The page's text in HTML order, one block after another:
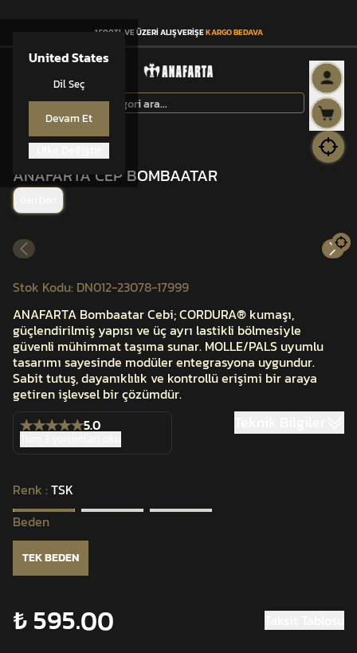
United States
Dil Seç
Devam Et
1.500TL VE ÜZERİ ALIŞVERİŞEKARGO BEDAVA
ANAFARTA® CEP
ANAFARTA CEP BOMBAATAR
Stok Kodu: DN012-23078-17999
ANAFARTA Bombaatar Cebi; CORDURA® kumaşı,
güçlendirilmiş yapısı ve üç ayrı lastikli bölmesiyle
güvenli mühimmat taşıma sunar. MOLLE/PALS uyumlu
tasarımı sayesinde modüler entegrasyona uygundur.
Sabit tutuş, dayanıklılık ve kontrollü erişimi bir araya
getiren işlevsel bir çözümdür.
5.0
Renk : TSK
Beden
TEK BEDEN
₺ 595.00